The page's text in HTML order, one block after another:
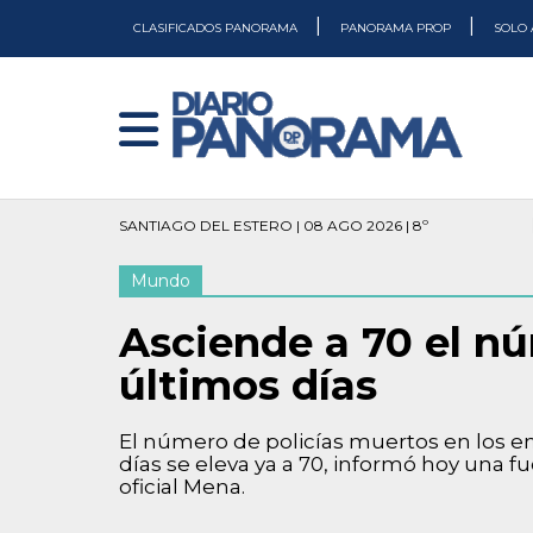
CLASIFICADOS PANORAMA PANORAMA PROP SOLO
SANTIAGO DEL ESTERO | 08 AGO 2026 | 8º
Mundo
Asciende a 70 el
últimos días
El número de policías muertos en los
días se eleva ya a 70, informó hoy una
oficial Mena.